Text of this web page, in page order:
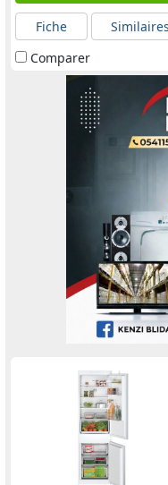
Fiche
Similaires
Comparer